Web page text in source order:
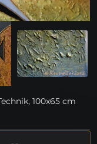
100x65 cm